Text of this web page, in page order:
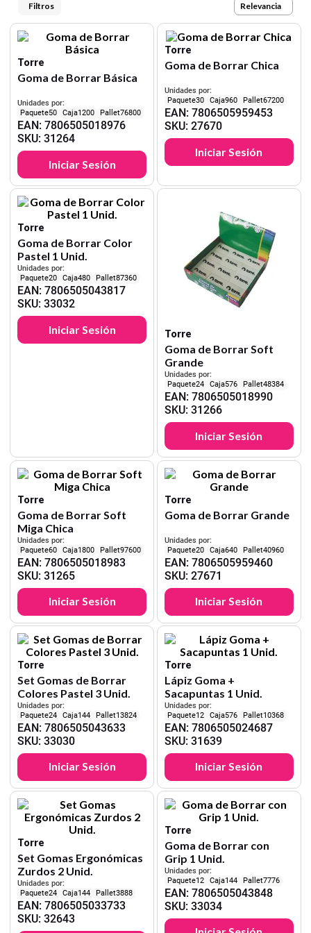
10. lapiz
Relevancia
Torre
Goma de Borrar Básica
Unidades por:
50
1200 76800
EAN:7806505018976
SKU:31264
Iniciar Sesión
Torre
Goma de Borrar Chica
Unidades por:
30
960 67200
EAN: 7806505959453
SKU: 27670
Iniciar Sesión
Torre
Goma de Borrar Color
Pastel 1 Unid.
Unidades por:
20
480 87360
EAN:7806505043817
SKU:33032
Iniciar Sesión
Torre
Goma de Borrar Soft
Grande
Unidades por:
24
576 48384
EAN: 7806505018990
SKU: 31266
Iniciar Sesión
Torre
Goma de Borrar Soft
Miga Chica
Unidades por:
60
1800 97600
EAN:7806505018983
SKU:31265
Iniciar Sesión
Torre
Goma de Borrar Grande
Unidades por:
20
640 40960
EAN: 7806505959460
SKU: 27671
Iniciar Sesión
Torre
Set Gomas de Borrar
Colores Pastel 3 Unid.
Unidades por:
24
144 13824
EAN:7806505043633
SKU:33030
Iniciar Sesión
Torre
Lápiz Goma +
Sacapuntas 1 Unid.
Unidades por:
12
576 10368
EAN: 7806505024687
SKU: 31639
Iniciar Sesión
Torre
Set Gomas Ergonómicas
Zurdos 2 Unid.
Unidades por:
24
144 3888
EAN:7806505033733
SKU:32643
Torre
Goma de Borrar con
Grip 1 Unid.
Unidades por:
12
144 7776
EAN: 7806505043848
SKU: 33034